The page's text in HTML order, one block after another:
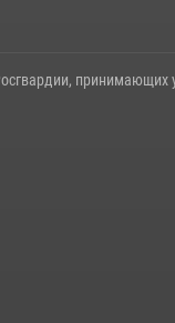
принимающих